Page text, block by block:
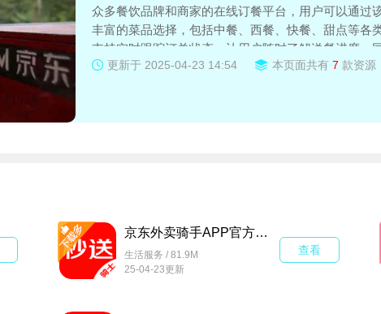
众多餐饮品牌和商家的在线订餐平台，用户可以通
丰富的菜品选择，包括中餐、西餐、快餐、甜点等
支持实时跟踪订单状态，让用户随时了解送餐进度
惯和喜好，为用户推荐合适的餐厅和菜品。总之，
更新于 2025-04-23 14:54 本页面共有 7 款资源
京东外卖骑手APP官方最新版(达达秒送骑士)v12.2.1安卓版
生活服务 / 81.9M
25-04-23更新
查看